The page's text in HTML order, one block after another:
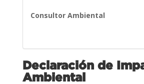
Consultor Ambiental
Declaración de
Ambiental